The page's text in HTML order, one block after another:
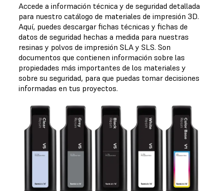
Fichas de datos de seguridad
No hay una ficha de datos de seguridad disponible para
el material elegido.
Accede a información técnica y de seguridad detallada
para nuestro catálogo de materiales de impresión 3D.
Aquí, puedes descargar fichas técnicas y fichas de
datos de seguridad hechas a medida para nuestras
resinas y polvos de impresión SLA y SLS. Son
documentos que contienen información sobre las
propiedades más importantes de los materiales y
sobre su seguridad, para que puedas tomar decisiones
informadas en tus proyectos.